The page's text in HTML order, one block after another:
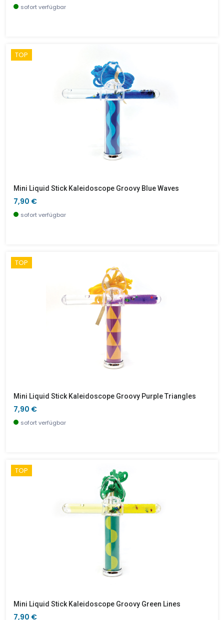
sofort verfügbar
TOP
Mini Liquid Stick Kaleidoscope Groovy Blue Waves
7,90 €
sofort verfügbar
TOP
Mini Liquid Stick Kaleidoscope Groovy Purple Triangles
7,90 €
sofort verfügbar
TOP
Mini Liquid Stick Kaleidoscope Groovy Green Lines
7,90 €